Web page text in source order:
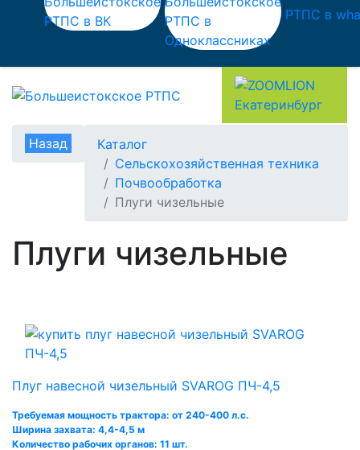
Назад
Каталог
Сельскохозяйственная техника
Почвообработка
Плуги чизельные
Плуги чизельные
Плуг навесной чизельный SVAROG ПЧ-4,5
Требуемая мощность трактора: от 240-400 л.с.
Ширина захвата: 4,4-4,5 м
Количество рабочих органов: 11 шт.